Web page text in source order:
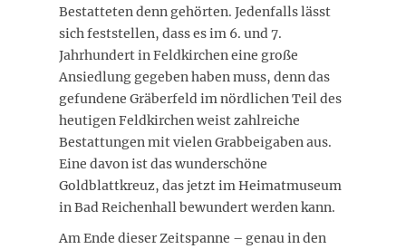
Bestatteten denn gehörten. Jedenfalls lässt
sich feststellen, dass es im 6. und 7.
Jahrhundert in Feldkirchen eine große
Ansiedlung gegeben haben muss, denn das
gefundene Gräberfeld im nördlichen Teil des
heutigen Feldkirchen weist zahlreiche
Bestattungen mit vielen Grabbeigaben aus.
Eine davon ist das wunderschöne
Goldblattkreuz, das jetzt im Heimatmuseum
in Bad Reichenhall bewundert werden kann.
Am Ende dieser Zeitspanne – genau in den